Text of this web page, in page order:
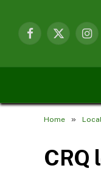
Facebook
X
Home »
CRQ